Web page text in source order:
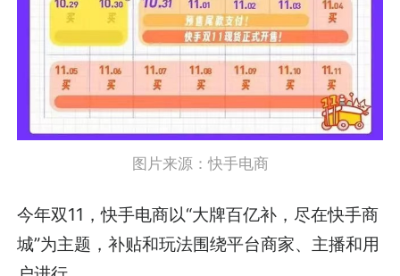
图片来源：快手电商
今年双11，快手电商以“大牌百亿补，尽在快手商
城”为主题，补贴和玩法围绕平台商家、主播和用